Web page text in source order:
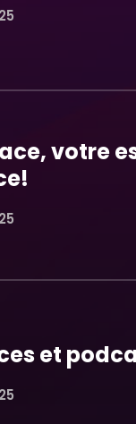
votre
et